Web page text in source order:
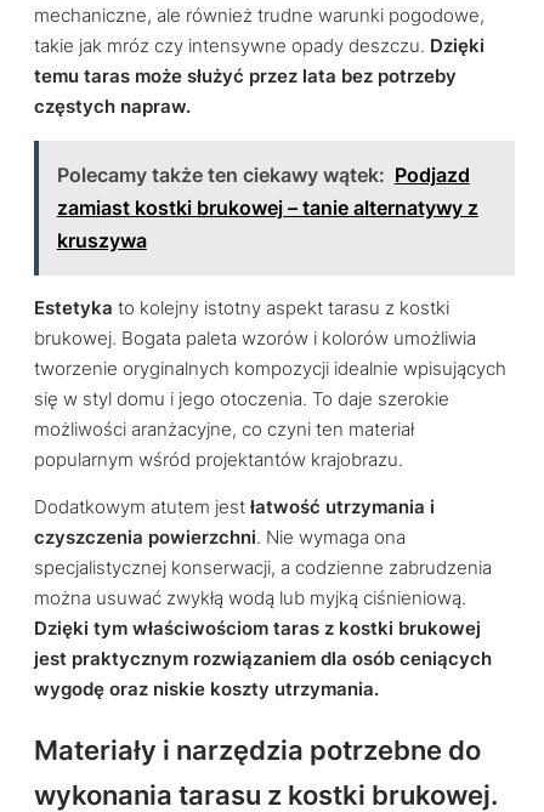
mechaniczne, ale również trudne warunki pogodowe,
takie jak mróz czy intensywne opady deszczu. Dzięki
temu taras może służyć przez lata bez potrzeby
częstych napraw.
Polecamy także ten ciekawy wątek: Podjazd
zamiast kostki brukowej – tanie alternatywy z
kruszywa
Estetyka to kolejny istotny aspekt tarasu z kostki
brukowej. Bogata paleta wzorów i kolorów umożliwia
tworzenie oryginalnych kompozycji idealnie wpisujących
się w styl domu i jego otoczenia. To daje szerokie
możliwości aranżacyjne, co czyni ten materiał
popularnym wśród projektantów krajobrazu.
Dodatkowym atutem jest łatwość utrzymania i
czyszczenia powierzchni. Nie wymaga ona
specjalistycznej konserwacji, a codzienne zabrudzenia
można usuwać zwykłą wodą lub myjką ciśnieniową.
Dzięki tym właściwościom taras z kostki brukowej
jest praktycznym rozwiązaniem dla osób ceniących
wygodę oraz niskie koszty utrzymania.
Materiały i narzędzia potrzebne do
wykonania tarasu z kostki brukowej.